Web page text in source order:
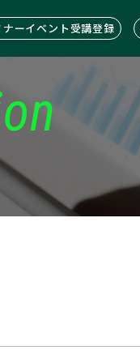
ナーイベント受講登録